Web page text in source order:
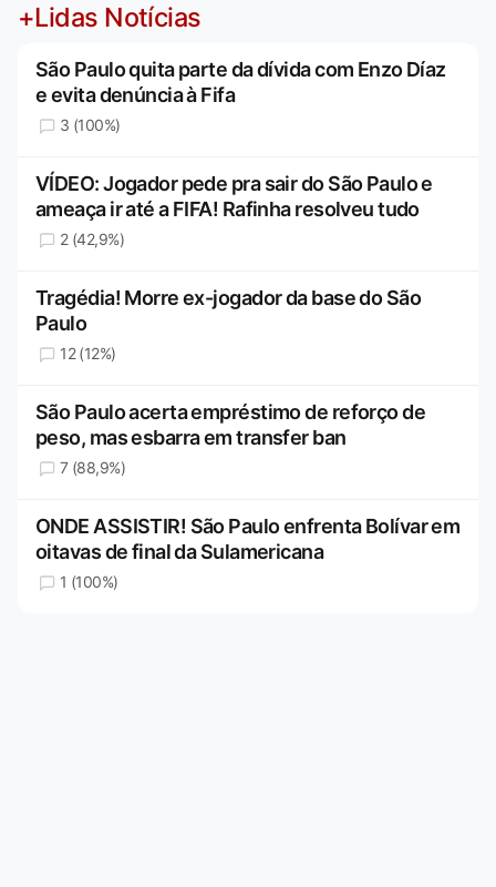
+Lidas Notícias
São Paulo quita parte da dívida com Enzo Díaz
e evita denúncia à Fifa
3 (100%)
VÍDEO: Jogador pede pra sair do São Paulo e
ameaça ir até a FIFA! Rafinha resolveu tudo
2 (42,9%)
Tragédia! Morre ex-jogador da base do São
Paulo
12 (12%)
São Paulo acerta empréstimo de reforço de
peso, mas esbarra em transfer ban
7 (88,9%)
ONDE ASSISTIR! São Paulo enfrenta Bolívar em
oitavas de final da Sulamericana
1 (100%)